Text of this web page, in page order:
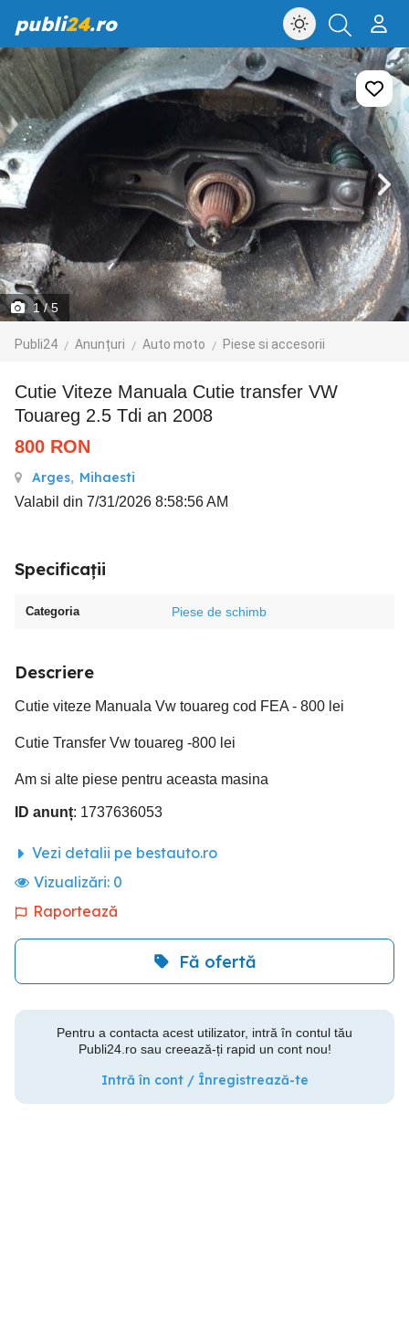
publi24.ro
1/ 5
Publi24 Anunțuri Auto moto Piese si accesorii
Cutie Viteze Manuala Cutie transfer VW
Touareg 2.5 Tdi an 2008
800 RON
Arges, Mihaesti
Valabil din 7/31/2026 8:58:56 AM
Specificații
Categoria Piese de schimb
Descriere
Cutie viteze Manuala Vw touareg cod FEA - 800 lei
Cutie Transfer Vw touareg -800 lei
Am si alte piese pentru aceasta masina
ID anunț: 1737636053
Vezi detalii pe bestauto.ro
Vizualizări: 0
Raportează
Fă ofertă
Pentru a contacta acest utilizator, intră în contul tău
Publi24.ro sau creează-ți rapid un cont nou!
Intră în cont / Înregistrează-te